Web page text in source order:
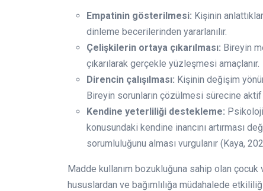
Empatinin gösterilmesi: Kişinin
dinleme becerilerinden yararlanılır.
Çelişkilerin ortaya çıkarılması: Bireyin
çıkarılarak gerçekle yüzleşmesi amaçlanır.
Direncin çalışılması: Kişinin değişim
Bireyin sorunların çözülmesi sürecine
Kendine yeterliliği destekleme:
konusundaki kendine inancını artırması
sorumluluğunu alması vurgulanır (Kaya,
Madde kullanım bozukluğuna sahip olan
hususlardan ve bağımlılığa müdahalede